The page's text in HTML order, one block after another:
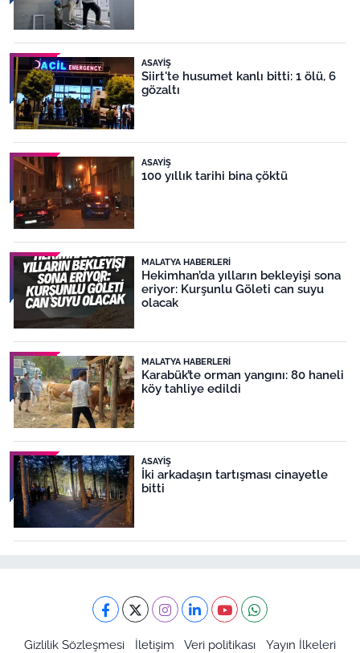
ASAYIŞ
Siirt'te husumet kanlı bitti: 1 ölü, 6
gözaltı
ASAYIŞ
100 yıllık tarihi bina çöktü
MALATYA HABERLERI
Hekimhan’da yılların bekleyişi sona
eriyor: Kurşunlu Göleti can suyu
olacak
MALATYA HABERLERI
Karabük’te orman yangını: 80 haneli
köy tahliye edildi
ASAYIŞ
İki arkadaşın tartışması cinayetle
bitti
Gizlilik Sözleşmesi İletişim Veri politikası Yayın İlkeleri